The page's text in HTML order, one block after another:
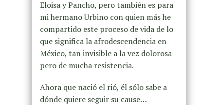
Eloisa y Pancho, pero también es para
mi hermano Urbino con quien más he
compartido este proceso de vida de lo
que significa la afrodescendencia en
México, tan invisible a la vez dolorosa
pero de mucha resistencia.
Ahora que nació el rió, él sólo sabe a
dónde quiere seguir su cause…